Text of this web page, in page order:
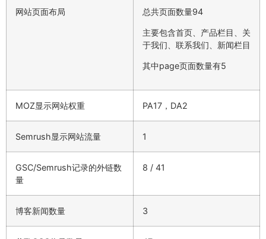
网站页面布局 总共页面数量94
主要包含首页、产品栏目、关
于我们、联系我们、新闻栏目
其中page页面数量有5
MOZ显示网站权重 PA17，DA2
Semrush显示网站流量 1
GSC/Semrush记录的外链数
量
8 / 41
博客新闻数量 3